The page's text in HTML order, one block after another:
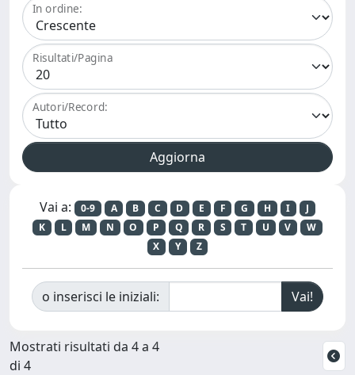
In ordine:
Risultati/Pagina
Autori/Record:
Vai a: 0-9 A B C D E F G H I
J
K
L M N O P Q R S T U V
W
X
Y Z
o inserisci le iniziali:
Mostrati risultati da 4 a 4
di 4